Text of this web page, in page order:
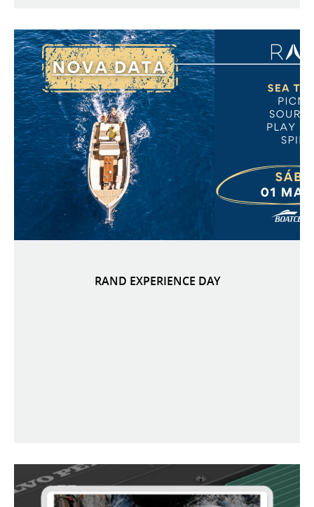
RAND EXPERIENCE DAY